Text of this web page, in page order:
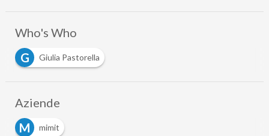
Who's Who
G
Giulia Pastorella
Aziende
M
mimit